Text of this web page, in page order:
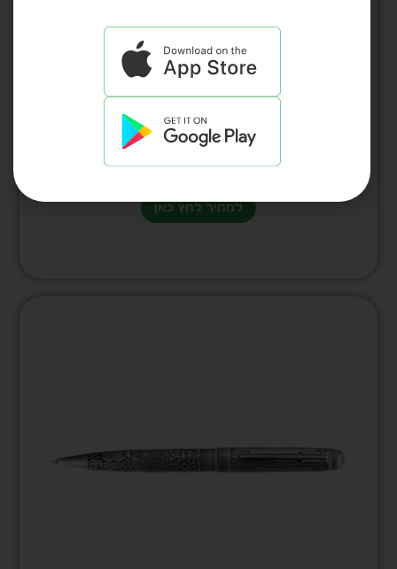
עט תבליט “תפילת הדרך” פיוטר דגם 1560
למחיר לחץ כאן